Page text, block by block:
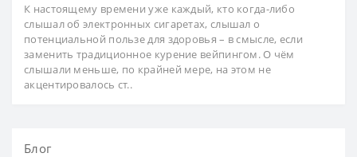
К настоящему времени уже каждый, кто когда-либо
слышал об электронных сигаретах, слышал о
потенциальной пользе для здоровья – в смысле, если
заменить традиционное курение вейпингом. О чём
слышали меньше, по крайней мере, на этом не
акцентировалось ст..
Блог